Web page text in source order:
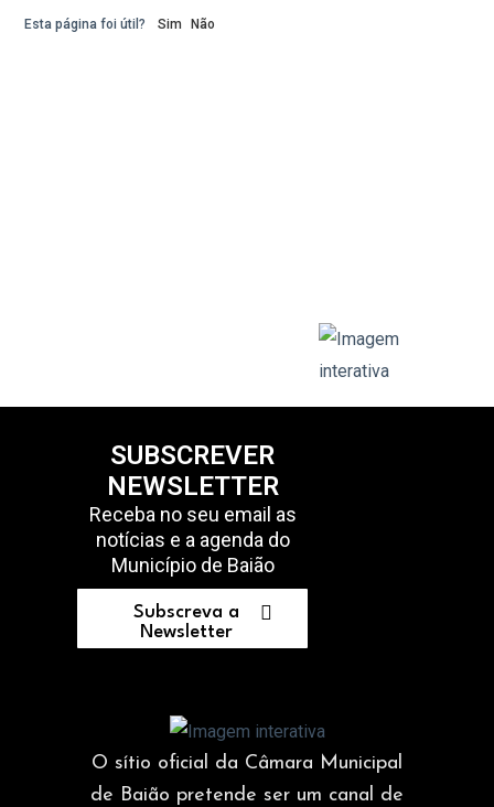
Esta página foi útil? Sim Não
SUBSCREVER
NEWSLETTER
Receba no seu email as
notícias e a agenda do
Município de Baião
Subscreva a
Newsletter
O sítio oficial da Câmara Municipal
de Baião pretende ser um canal de